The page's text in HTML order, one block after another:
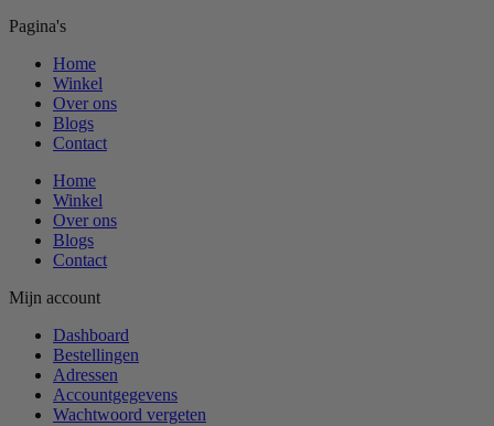
Pagina's
Home
Winkel
Over ons
Blogs
Contact
Home
Winkel
Over ons
Blogs
Contact
Mijn account
Dashboard
Bestellingen
Adressen
Accountgegevens
Wachtwoord vergeten